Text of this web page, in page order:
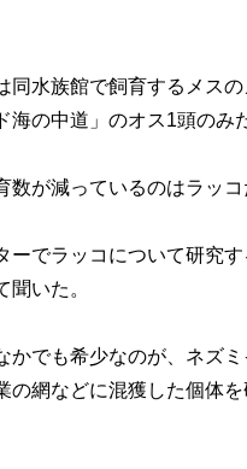
水族館で飼育するメス
の中道」のオス1頭のみ
が減っているのはラッコ
でラッコについて研究
いた。
かでも希少なのが、ネズ
の網などに混獲した個体